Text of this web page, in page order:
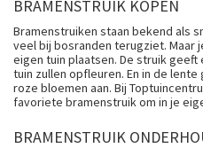
BRAMENSTRUIK KOPEN
Bramenstruiken staan bekend als
veel bij bosranden terugziet. Maar
eigen tuin plaatsen. De struik
tuin zullen opfleuren. En in de
roze bloemen aan. Bij
favoriete bramenstruik om in je
BRAMENSTRUIK